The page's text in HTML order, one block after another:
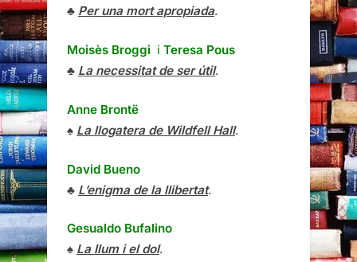
♣ Per una mort apropiada.
Moisès Broggi i Teresa Pous
♣ La necessitat de ser útil.
Anne Brontë
♠ La llogatera de Wildfell Hall.
David Bueno
♣ L’enigma de la llibertat.
Gesualdo Bufalino
♠ La llum i el dol.